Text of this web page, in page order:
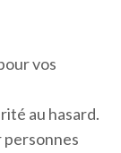
vos
au hasard.
personnes